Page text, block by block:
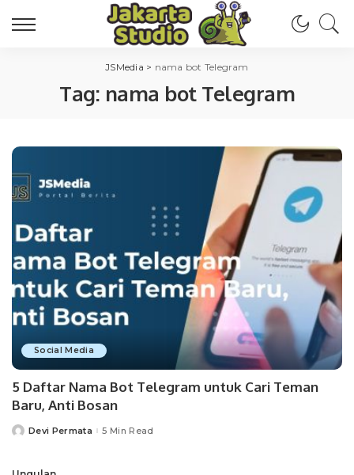
JSMedia > nama bot Telegram
Tag: nama bot Telegram
Social Media
5 Daftar Nama Bot Telegram untuk Cari Teman
Baru, Anti Bosan
PostedDevi Permata 5 Min Read